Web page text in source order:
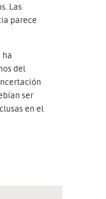
Las
parece
ha
del
ser
en el